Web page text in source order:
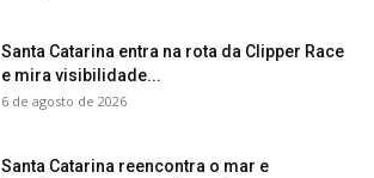
Santa Catarina entra na rota da Clipper Race
e mira visibilidade...
6 de agosto de 2026
Santa Catarina reencontra o mar e